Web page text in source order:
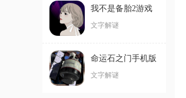
我不是备胎2游戏
文字解谜
命运石之门手机版
文字解谜